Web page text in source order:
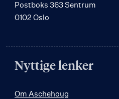
Postboks 363 Sentrum
0102 Oslo
Nyttige lenker
Om Aschehoug